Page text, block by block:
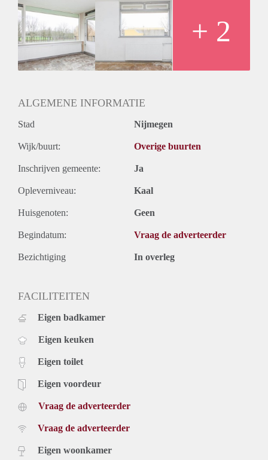
Kaal
+ 2
ALGEMENE INFORMATIE
Stad Nijmegen
Wijk/buurt: Overige buurten
Inschrijven gemeente: Ja
Opleverniveau: Kaal
Huisgenoten: Geen
Begindatum: Vraag de adverteerder
Bezichtiging In overleg
FACILITEITEN
Eigen badkamer
Eigen keuken
Eigen toilet
Eigen voordeur
Vraag de adverteerder
Vraag de adverteerder
Eigen woonkamer